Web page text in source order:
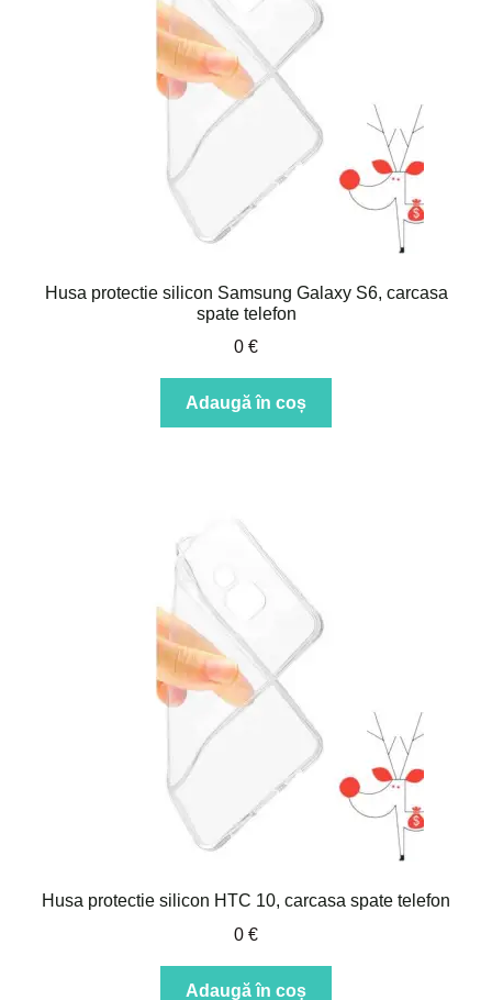
Husa protectie silicon Samsung Galaxy S6, carcasa
spate telefon
0 €
Adaugă în coș
Husa protectie silicon HTC 10, carcasa spate telefon
0 €
Adaugă în coș